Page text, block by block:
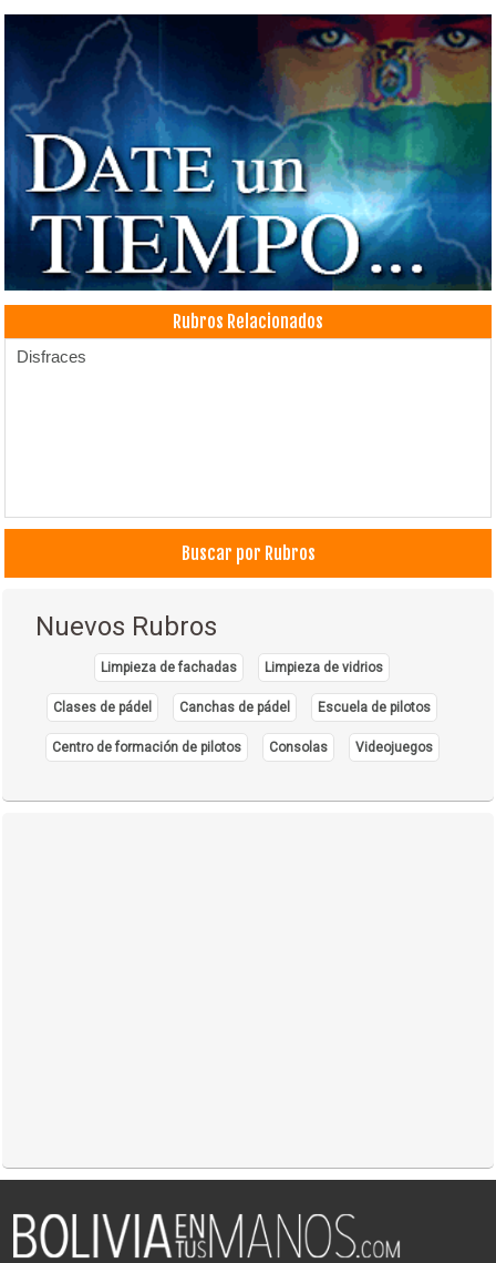
Rubros Relacionados
Disfraces
Buscar por Rubros
Nuevos Rubros
Limpieza de fachadas Limpieza de vidrios
Clases de pádel Canchas de pádel Escuela de pilotos
Centro de formación de pilotos Consolas Videojuegos